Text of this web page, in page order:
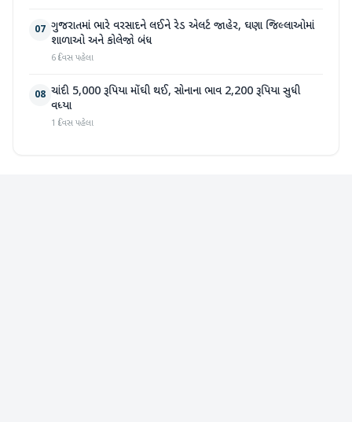
07 ગુજરાતમાં ભારે વરસાદને લઈને રેડ એલર્ટ જાહેર, ઘણા જિલ્લાઓમાં
શાળાઓ અને કોલેજો બંધ
6 દિવસ પહેલા
08 ચાંદી 5,000 રૂપિયા મોંઘી થઈ, સોનાના ભાવ 2,200 રૂપિયા સુધી
વધ્યા
1 દિવસ પહેલા